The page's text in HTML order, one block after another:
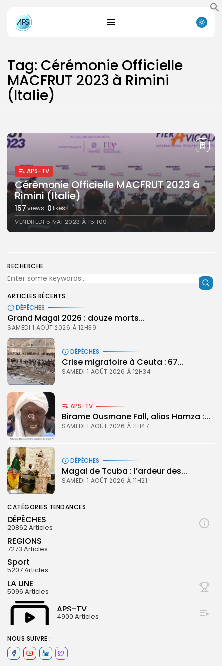
Search
FR
Tag: Cérémonie Officielle
MACFRUT 2023 à Rimini
(Italie)
APS-TV
Cérémonie Officielle MACFRUT 2023 à
Rimini (Italie)
157views 0likes
VENDREDI 5 MAI 2023 À 15H09
RECHERCHE
ARTICLES RÉCENTS
DÉPÊCHES
Grand Magal 2026 : douze morts...
SAMEDI 1 AOÛT 2026 À 12H39
DÉPÊCHES
Crise migratoire à Ceuta : 67...
SAMEDI 1 AOÛT 2026 À 12H34
APS-TV
Birame Ousmane Fall, alias Hamza :...
SAMEDI 1 AOÛT 2026 À 11H47
DÉPÊCHES
Magal de Touba : l’ardeur des...
SAMEDI 1 AOÛT 2026 À 11H21
CATÉGORIES TENDANCES
DÉPÊCHES
20862 Articles
REGIONS
7273 Articles
Sport
5207 Articles
LA UNE
5096 Articles
APS-TV
4900 Articles
NOUS SUIVRE :